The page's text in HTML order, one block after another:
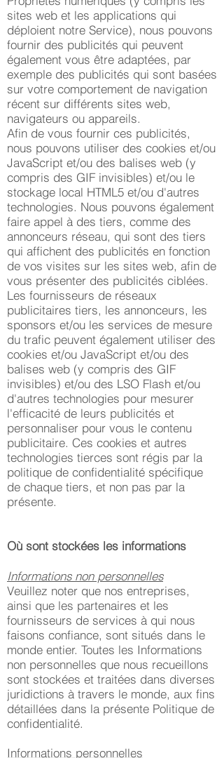
sites web et les applications qui
déploient notre Service), nous pouvons
fournir des publicités qui peuvent
également vous être adaptées, par
exemple des publicités qui sont basées
sur votre comportement de navigation
récent sur différents sites web,
navigateurs ou appareils.
Afin de vous fournir ces publicités,
nous pouvons utiliser des cookies et/ou
JavaScript et/ou des balises web (y
compris des GIF invisibles) et/ou le
stockage local HTML5 et/ou d'autres
technologies. Nous pouvons également
faire appel à des tiers, comme des
annonceurs réseau, qui sont des tiers
qui affichent des publicités en fonction
de vos visites sur les sites web, afin de
vous présenter des publicités ciblées.
Les fournisseurs de réseaux
publicitaires tiers, les annonceurs, les
sponsors et/ou les services de mesure
du trafic peuvent également utiliser des
cookies et/ou JavaScript et/ou des
balises web (y compris des GIF
invisibles) et/ou des LSO Flash et/ou
d'autres technologies pour mesurer
l'efficacité de leurs publicités et
personnaliser pour vous le contenu
publicitaire. Ces cookies et autres
technologies tierces sont régis par la
politique de confidentialité spécifique
de chaque tiers, et non pas par la
présente.
Où sont stockées les informations
Informations non personnelles
Veuillez noter que nos entreprises,
ainsi que les partenaires et les
fournisseurs de services à qui nous
faisons confiance, sont situés dans le
monde entier. Toutes les Informations
non personnelles que nous recueillons
sont stockées et traitées dans diverses
juridictions à travers le monde, aux fins
détaillées dans la présente Politique de
confidentialité.
Informations personnelles